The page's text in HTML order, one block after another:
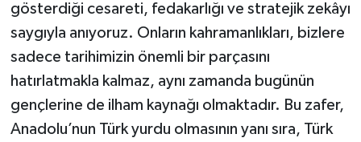
gösterdiği cesareti, fedakarlığı ve stratejik zekâyı
saygıyla anıyoruz. Onların kahramanlıkları, bizlere
sadece tarihimizin önemli bir parçasını
hatırlatmakla kalmaz, aynı zamanda bugünün
gençlerine de ilham kaynağı olmaktadır. Bu zafer,
Anadolu’nun Türk yurdu olmasının yanı sıra, Türk